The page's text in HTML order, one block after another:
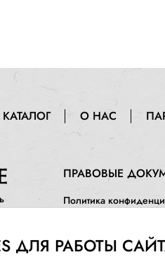
КАТАЛОГ О НАС
ПРАВОВЫЕ
Политика
Программа
ДЛЯ РАБОТЫ